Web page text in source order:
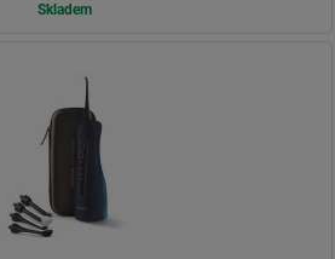
Skladem